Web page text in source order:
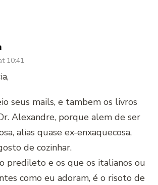
10:41
seus mails, e tambem os livros
Alexandre, porque alem de ser
alias quase ex-enxaquecosa,
de cozinhar.
predileto e os que os italianos ou
como eu adoram, é o risoto de